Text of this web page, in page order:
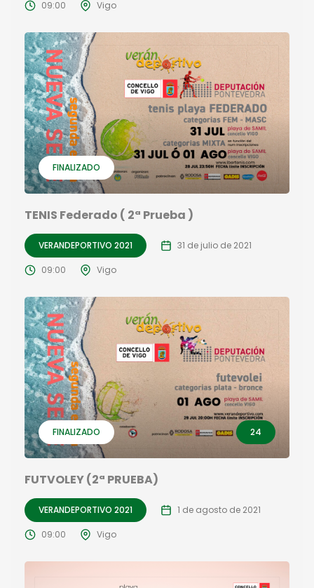
09:00 Vigo
FINALIZADO
TENIS Federado ( 2ª Prueba )
VERANDEPORTIVO 2021 31 de julio de 2021
09:00 Vigo
FINALIZADO 24
FUTVOLEY (2ª PRUEBA)
VERANDEPORTIVO 2021 1 de agosto de 2021
09:00 Vigo